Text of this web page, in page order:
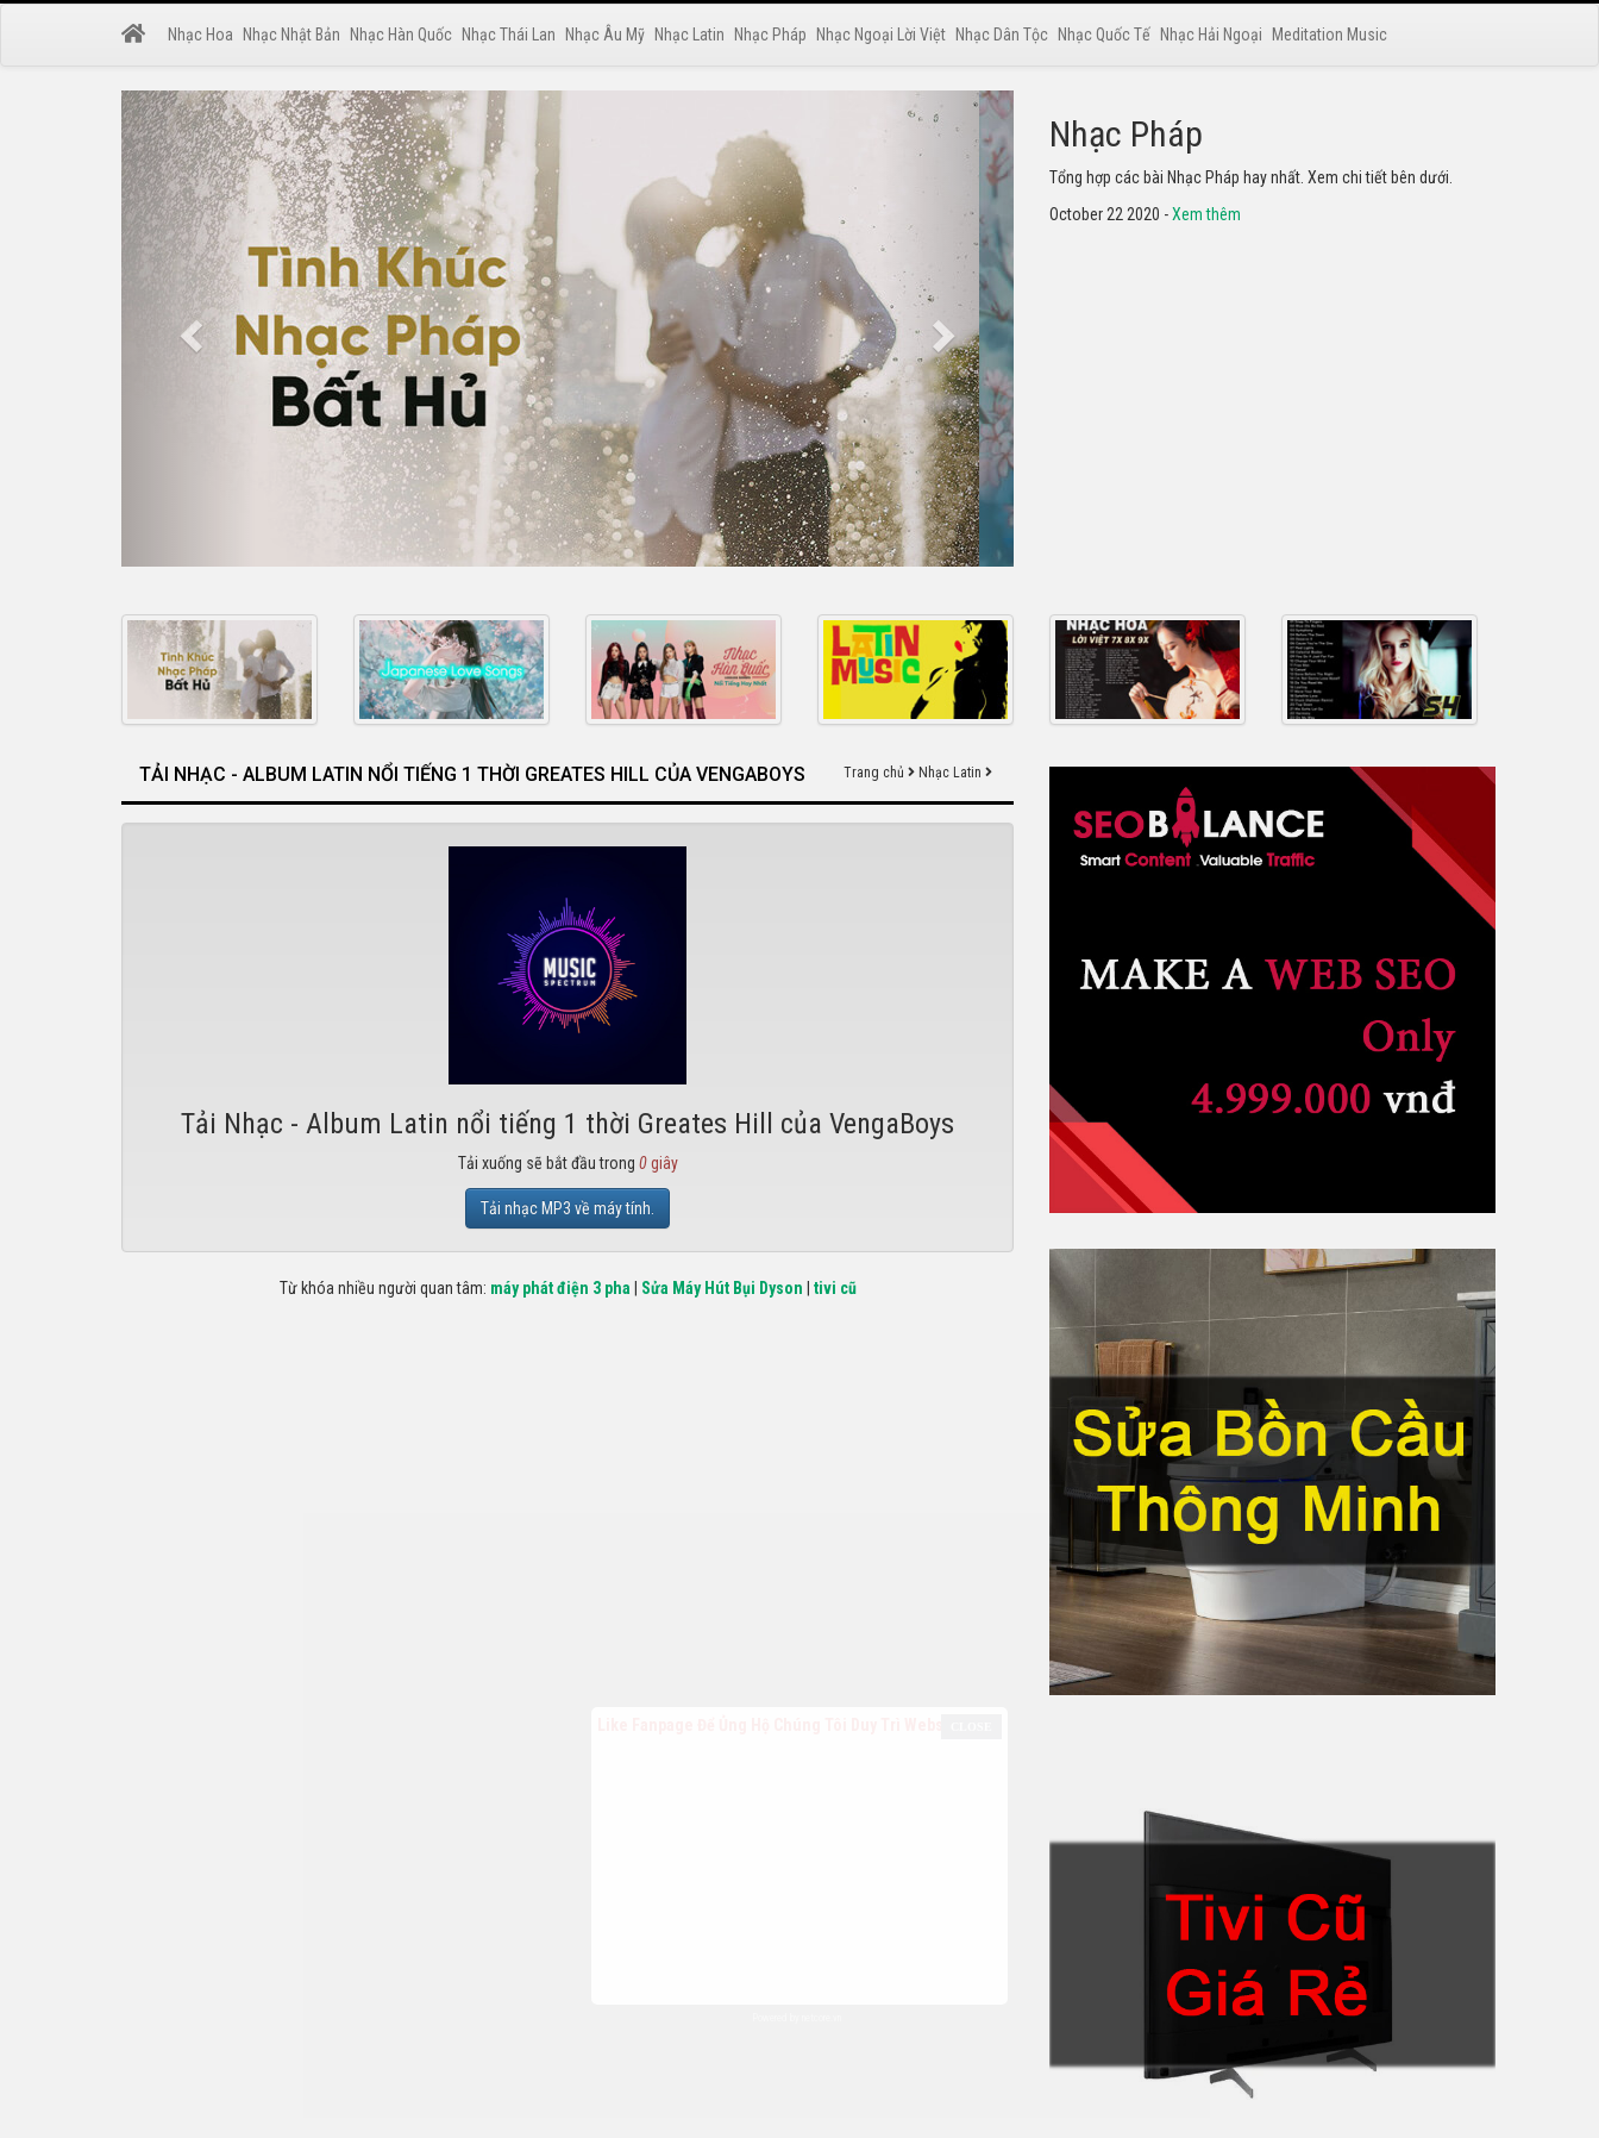
Nhạc Hoa Nhạc Nhật Bản Nhạc Hàn Quốc Nhạc Thái Lan Nhạc Âu Mỹ Nhạc Latin Nhạc Pháp Nhạc Ngoại Lời Việt Nhạc Dân Tộc Nhạc Quốc Tế Nhạc Hải Ngoại Meditation Music
Nhạc Nhật Bản
Tuyển tập các bài Nhạc Nhật Bản hay nhất. Không thể không
TẢI NHẠC - ALBUM LATIN NỔI TIẾNG 1 THỜI GREATES HILL CỦA VENGABOYS Trang chủ Nhạc Latin
Tải Nhạc - Album Latin nổi tiếng 1 thời Greates Hill của VengaBoys
Tải xuống sẽ bắt đầu trong 0giây
Tải nhạc MP3 về máy tính.
Từ khóa nhiều người quan tâm: máy phát điện 3 pha Sửa Máy Hút Bụi Dyson tivi cũ